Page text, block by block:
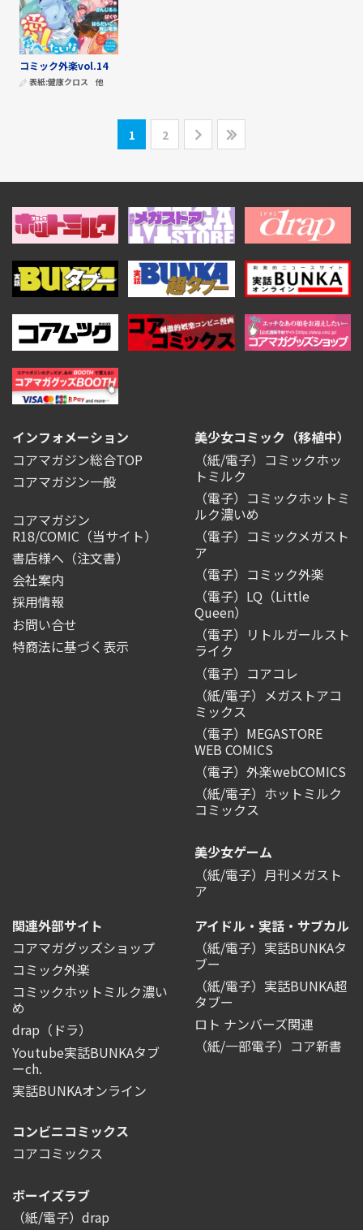
コミック外楽vol.14
表紙:健康クロス 他
1 2
インフォメーション
コアマガジン総合TOP
コアマガジン一般
コアマガジン
R18/COMIC （当サイト）
書店様へ（注文書）
会社案内
採用情報
お問い合せ
特商法に基づく表示
美少女コミック（移植中）
（紙/電子）コミックホッ
トミルク
（電子）コミックホットミ
ルク濃いめ
（電子）コミックメガスト
ア
（電子）コミック外楽
（電子）LQ（Little
Queen）
（電子）リトルガールスト
ライク
（電子）コアコレ
（紙/電子）メガストアコ
ミックス
（電子）MEGASTORE
WEB COMICS
（電子）外楽webCOMICS
（紙/電子）ホットミルク
コミックス
美少女ゲーム
（紙/電子）月刊メガスト
ア
関連外部サイト
コアマガグッズショップ
コミック外楽
コミックホットミルク濃い
め
drap（ドラ）
Youtube実話BUNKAタブ
ーch.
実話BUNKAオンライン
アイドル・実話・サブカル
（紙/電子）実話BUNKAタ
ブー
（紙/電子）実話BUNKA超
タブー
ロト ナンバーズ関連
（紙/一部電子）コア新書
コンビニコミックス
コアコミックス
ボーイズラブ
（紙/電子）drap